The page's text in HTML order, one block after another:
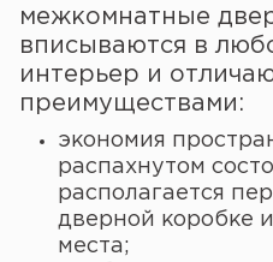
межкомнатные
вписываются в
интерьер и
преимуществами:
экономия
распахнутом
располагается
дверной коробке
места;